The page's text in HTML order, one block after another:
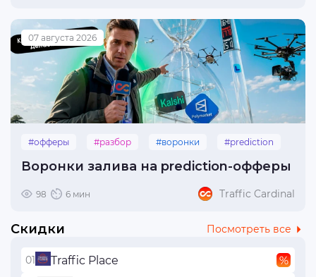
07 августа 2026
#офферы #разбор #воронки #prediction
Воронки залива на prediction-офферы
98 6 мин Traffic Cardinal
Скидки Посмотреть все
Traffic Place